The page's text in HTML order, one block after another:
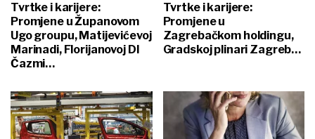
Tvrtke i karijere:
Promjene u Županovom
Ugo groupu, Matijevićevoj
Marinadi, Florijanovoj DI
Čazmi…
Tvrtke i karijere:
Promjene u
Zagrebačkom holdingu,
Gradskoj plinari Zagreb…